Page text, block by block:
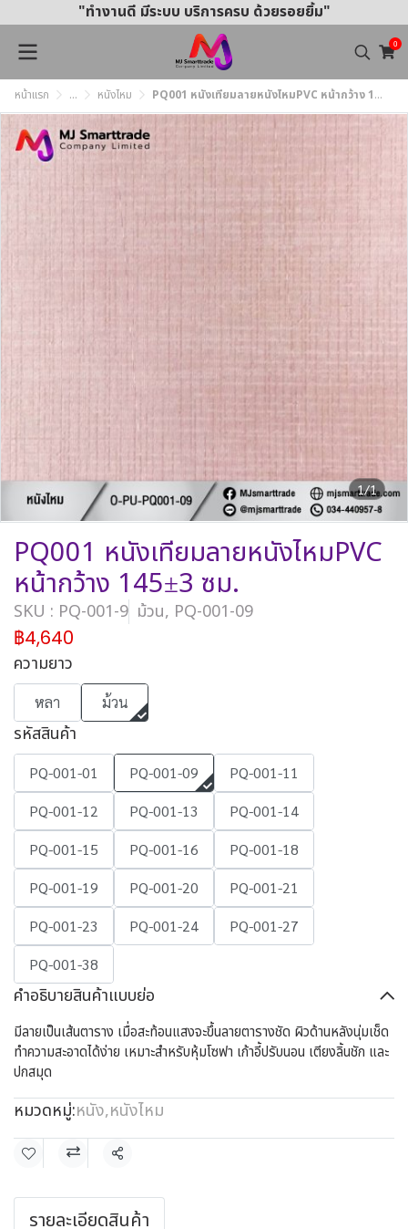
"ทำงานดี มีระบบ บริการครบ ด้วยรอยยิ้ม"
0
หน้าแรก ... หนังไหม PQ001 หนังเทียมลายหนังไหมPVC หน้ากว้าง 145±3 ซม.
1/1
PQ001 หนังเทียมลายหนังไหมPVC
หน้ากว้าง 145±3 ซม.
SKU : PQ-001-9 ม้วน, PQ-001-09
฿4,640
ความยาว
หลา ม้วน
รหัสสินค้า
PQ-001-01 PQ-001-09
PQ-001-11
PQ-001-12
PQ-001-13
PQ-001-14
PQ-001-15
PQ-001-16
PQ-001-18
PQ-001-19
PQ-001-20
PQ-001-21
PQ-001-23
PQ-001-24
PQ-001-27
PQ-001-38
คำอธิบายสินค้าแบบย่อ
มีลายเป็นเส้นตาราง เมื่อสะท้อนแสงจะขึ้นลายตารางชัด ผิวด้านหลังนุ่มเช็ด
ทำความสะอาดได้ง่าย เหมาะสำหรับหุ้มโซฟา เก้าอี้ปรับนอน เตียงลิ้นชัก และ
ปกสมุด
หมวดหมู่:หนัง,หนังไหม
แชร์
รายละเอียดสินค้า